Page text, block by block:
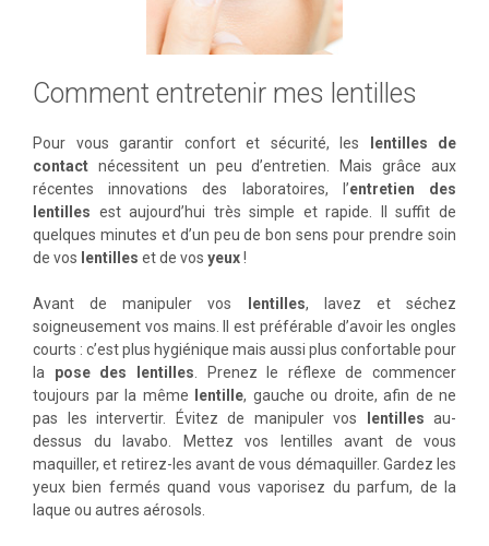
Comment entretenir mes lentilles
Pour vous garantir confort et sécurité, les
lentilles de
contact nécessitent un peu d’entretien. Mais grâce aux
récentes innovations des laboratoires, l’entretien des
lentilles est aujourd’hui très simple et rapide. Il suffit de
quelques minutes et d’un peu de bon sens pour prendre soin
de vos lentilles et de vos yeux!
Avant de manipuler vos lentilles, lavez et séchez
soigneusement vos mains. Il est préférable d’avoir les ongles
courts : c’est plus hygiénique mais aussi plus confortable pour
la pose des lentilles . Prenez le réflexe de commencer
toujours par la même
lentille, gauche ou droite, afin de ne
pas les intervertir. Évitez de manipuler vos
lentilles au-
dessus du lavabo. Mettez vos lentilles avant de vous
maquiller, et retirez-les avant de vous démaquiller. Gardez les
yeux bien fermés quand vous vaporisez du parfum, de la
laque ou autres aérosols.